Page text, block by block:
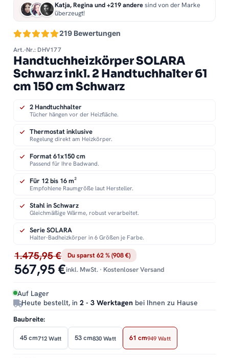
219 Bewertungen
Katja, Regina und +219 anderesind von der Marke
überzeugt!
Art.-Nr.: DHV177
Handtuchheizkörper SOLARA
Schwarz inkl. 2 Handtuchhalter 61
cm 150 cm Schwarz
1.475,95 € Du sparst 62 % (908 €)
567,95 €inkl. MwSt. · Kostenloser Versand
Auf Lager
Heute bestellt, in 2 - 3 Werktagen bei Ihnen zu Hause
2 Handtuchhalter
Tücher hängen vor der Heizfläche.
Thermostat inklusive
Regelung direkt am Heizkörper.
Format 61x150 cm
Passend für Ihre Badwand.
Für 12 bis 16 m²
Empfohlene Raumgröße laut Hersteller.
Stahl in Schwarz
Gleichmäßige Wärme, robust verarbeitet.
Serie SOLARA
Halter-Badheizkörper in 6 Größen je Farbe.
Baubreite:
45 cm712 Watt 53 cm830 Watt 61 cm949 Watt